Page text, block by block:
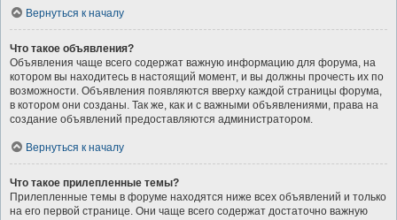
Вернуться к началу
Что такое объявления?
Объявления чаще всего содержат важную информацию для форума, на
котором вы находитесь в настоящий момент, и вы должны прочесть их по
возможности. Объявления появляются вверху каждой страницы форума,
в котором они созданы. Так же, как и с важными объявлениями, права на
создание объявлений предоставляются администратором.
Вернуться к началу
Что такое прилепленные темы?
Прилепленные темы в форуме находятся ниже всех объявлений и только
на его первой странице. Они чаще всего содержат достаточно важную